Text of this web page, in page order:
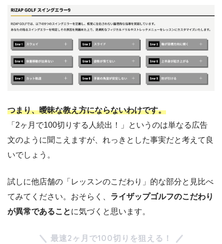
つまり、曖昧な教え方にならないわけです。
「2ヶ月で100切りする人続出！」というのは単なる広告
文のように聞こえますが、れっきとした事実だと考えて良
いでしょう。
試しに他店舗の「レッスンのこだわり」的な部分と見比べ
てみてください。おそらく、 ライザップゴルフのこだわり
が異常であることに気づくと思います。
最速2ヶ月で100切りを狙える！